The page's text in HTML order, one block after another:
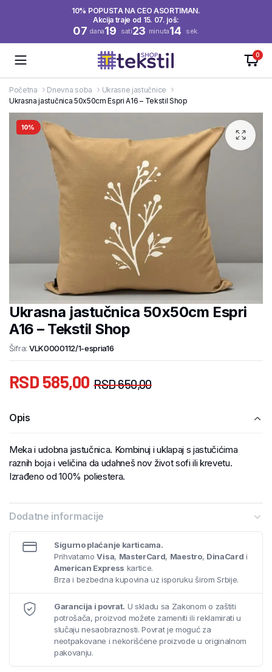
10% POPUSTA NA CEO ASORTIMAN.
Akcija traje od 15. 07. još:
07 dana19 sati23 minuta13 sek.
0
Početna Dnevna soba
Ukrasne jastučnice
Ukrasna jastučnica 50x50cm Espri A16 – Tekstil Shop
10%
Ukrasna jastučnica 50x50cm Espri
A16 – Tekstil Shop
Šifra: VLK0000112/1-espria16
RSD650,00
RSD 585,00
Opis
Meka i udobna jastučnica. Kombinuj i uklapaj s jastučićima
raznih boja i veličina da udahneš nov život sofi ili krevetu.
Izrađeno od 100% poliestera.
Dodatne informacije
Sigurno plaćanje karticama.
PrihvatamoVisa, MasterCard, Maestro, DinaCard i
American Express kartice.
Brza i bezbedna kupovina uz isporuku širom Srbije.
Garancija i povrat. U skladu sa Zakonom o zaštiti
potrošača, proizvod možete zameniti ili reklamirati u
slučaju nesaobraznosti. Povrat je moguć za
neotpakovane i nekorišćene proizvode u originalnom
pakovanju.